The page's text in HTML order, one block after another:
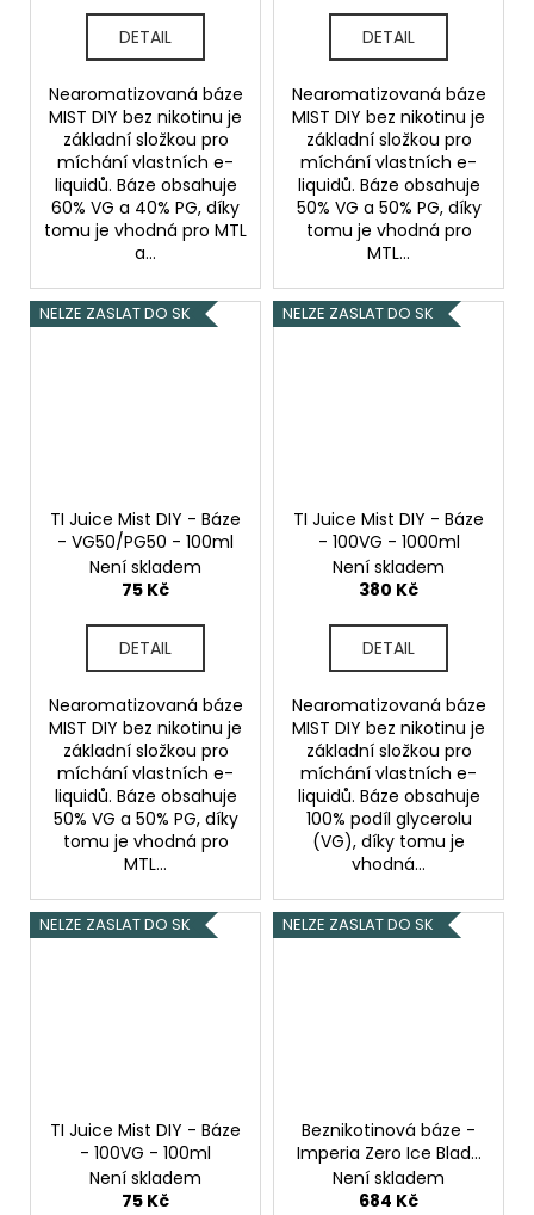
DETAIL
Nearomatizovaná báze
MIST DIY bez nikotinu je
základní složkou pro
míchání vlastních e-
liquidů. Báze obsahuje
60% VG a 40% PG, díky
tomu je vhodná pro MTL
a...
DETAIL
Nearomatizovaná báze
MIST DIY bez nikotinu je
základní složkou pro
míchání vlastních e-
liquidů. Báze obsahuje
50% VG a 50% PG, díky
tomu je vhodná pro
MTL...
NELZE ZASLAT DO SK
TI Juice Mist DIY - Báze
- VG50/PG50 - 100ml
Není skladem
75 Kč
DETAIL
Nearomatizovaná báze
MIST DIY bez nikotinu je
základní složkou pro
míchání vlastních e-
liquidů. Báze obsahuje
50% VG a 50% PG, díky
tomu je vhodná pro
MTL...
NELZE ZASLAT DO SK
TI Juice Mist DIY - Báze
- 100VG - 1000ml
Není skladem
380 Kč
DETAIL
Nearomatizovaná báze
MIST DIY bez nikotinu je
základní složkou pro
míchání vlastních e-
liquidů. Báze obsahuje
100% podíl glycerolu
(VG), díky tomu je
vhodná...
NELZE ZASLAT DO SK
TI Juice Mist DIY - Báze
- 100VG - 100ml
Není skladem
75 Kč
NELZE ZASLAT DO SK
Beznikotinová báze -
Imperia Zero Ice Blade
- 100%PG - 100ml
Není skladem
684 Kč